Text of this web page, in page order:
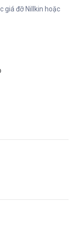
giá đỡ Nillkin hoặc